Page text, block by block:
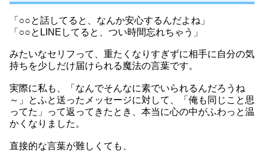
「○○と話してると、なんか安心するんだよね」
「○○とLINEしてると、つい時間忘れちゃう」
みたいなセリフって、重たくなりすぎずに相手に自分の気
持ちを少しだけ届けられる魔法の言葉です。
実際に私も、「なんでそんなに素でいられるんだろうね
～」とふと送ったメッセージに対して、「俺も同じこと思
ってた」って返ってきたとき、本当に心の中がふわっと温
かくなりました。
直接的な言葉が難しくても、